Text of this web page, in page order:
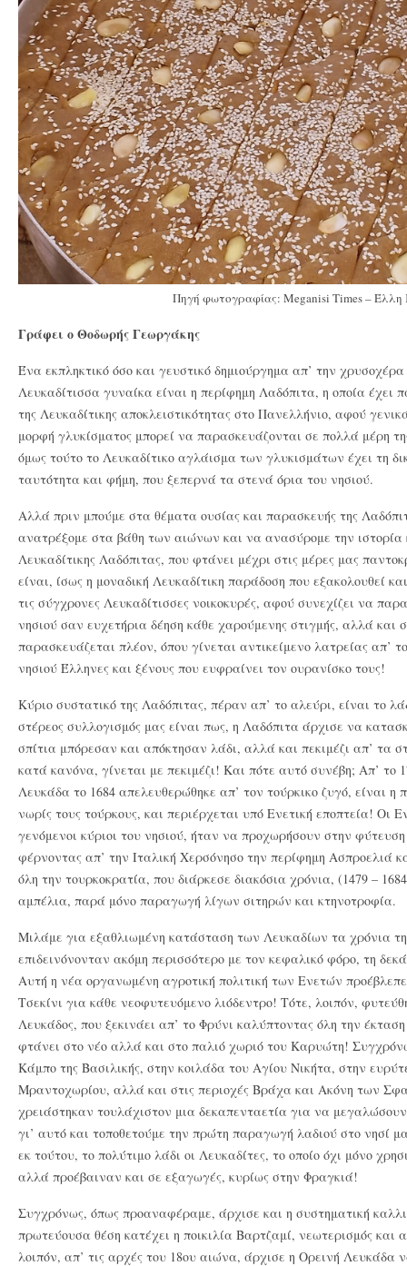
Πηγή φωτογραφίας: Meganisi Times –
Γράφει ο Θοδωρής Γεωργάκης
Ένα εκπληκτικό όσο και γευστικό δημιούργημα απ’ την χρυσοχέρα
Λευκαδίτισσα γυναίκα είναι η περίφημη Λαδόπιτα, η οποία έχει
της Λευκαδίτικης αποκλειστικότητας στο Πανελλήνιο, αφού
μορφή γλυκίσματος μπορεί να παρασκευάζονται σε πολλά μέρη
όμως τούτο το Λευκαδίτικο αγλάισμα των γλυκισμάτων έχει τη
ταυτότητα και φήμη, που ξεπερνά τα στενά όρια του νησιού.
Αλλά πριν μπούμε στα θέματα ουσίας και παρασκευής της
ανατρέξομε στα βάθη των αιώνων και να ανασύρομε την ιστορία
Λευκαδίτικης Λαδόπιτας, που φτάνει μέχρι στις μέρες μας
είναι, ίσως η μοναδική Λευκαδίτικη παράδοση που εξακολουθεί
τις σύγχρονες Λευκαδίτισσες νοικοκυρές, αφού συνεχίζει να
νησιού σαν ευχετήρια δέηση κάθε χαρούμενης στιγμής, αλλά και
παρασκευάζεται πλέον, όπου γίνεται αντικείμενο λατρείας απ’
νησιού Έλληνες και ξένους που ευφραίνει τον ουρανίσκο τους!
Κύριο συστατικό της Λαδόπιτας, πέραν απ’ το αλεύρι, είναι το
στέρεος συλλογισμός μας είναι πως, η Λαδόπιτα άρχισε να
σπίτια μπόρεσαν και απόκτησαν λάδι, αλλά και πεκιμέζι απ’ τα
κατά κανόνα, γίνεται με πεκιμέζι! Και πότε αυτό συνέβη; Απ’ το
Λευκάδα το 1684 απελευθερώθηκε απ’ τον τούρκικο ζυγό, είναι η
νωρίς τους τούρκους, και περιέρχεται υπό Ενετική εποπτεία! Οι
γενόμενοι κύριοι του νησιού, ήταν να προχωρήσουν στην
φέρνοντας απ’ την Ιταλική Χερσόνησο την περίφημη Ασπροελιά
όλη την τουρκοκρατία, που διάρκεσε διακόσια χρόνια, (1479 –
αμπέλια, παρά μόνο παραγωγή λίγων σιτηρών και κτηνοτροφία.
Μιλάμε για εξαθλιωμένη κατάσταση των Λευκαδίων τα χρόνια
επιδεινόνονταν ακόμη περισσότερο με τον κεφαλικό φόρο, τη
Αυτή η νέα οργανωμένη αγροτική πολιτική των Ενετών
Τσεκίνι για κάθε νεοφυτευόμενο λιόδεντρο! Τότε, λοιπόν,
Λευκάδος, που ξεκινάει απ’ το Φρύνι καλύπτοντας όλη την
φτάνει στο νέο αλλά και στο παλιό χωριό του Καρυώτη!
Κάμπο της Βασιλικής, στην κοιλάδα του Αγίου Νικήτα, στην
Μραντοχωρίου, αλλά και στις περιοχές Βράχα και Ακόνη των
χρειάστηκαν τουλάχιστον μια δεκαπενταετία για να
γι’ αυτό και τοποθετούμε την πρώτη παραγωγή λαδιού στο νησί
εκ τούτου, το πολύτιμο λάδι οι Λευκαδίτες, το οποίο όχι μόνο
αλλά προέβαιναν και σε εξαγωγές, κυρίως στην Φραγκιά!
Συγχρόνως, όπως προαναφέραμε, άρχισε και η συστηματική
πρωτεύουσα θέση κατέχει η ποικιλία Βαρτζαμί, νεωτερισμός
λοιπόν, απ’ τις αρχές του 18ου αιώνα, άρχισε η Ορεινή Λευκάδα